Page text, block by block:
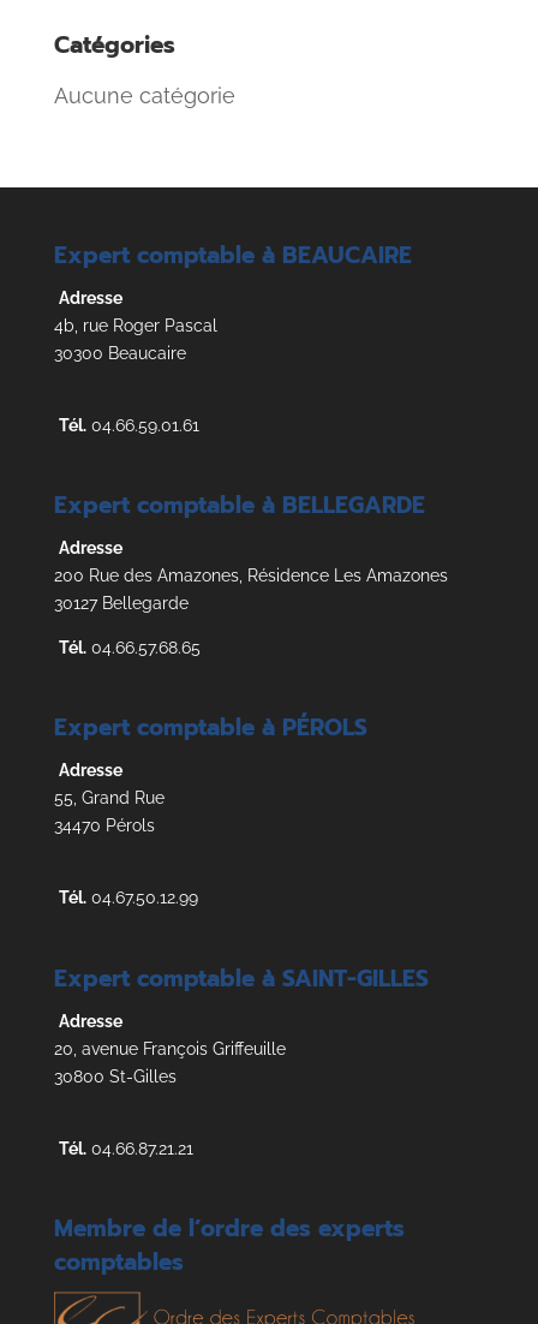
Catégories
Aucune catégorie
Expert comptable à BEAUCAIRE
Adresse
4b, rue Roger Pascal
30300 Beaucaire
Tél.04.66.59.01.61
Expert comptable à BELLEGARDE
Adresse
200 Rue des Amazones, Résidence Les Amazones
30127 Bellegarde
Tél.04.66.57.68.65
Expert comptable à PÉROLS
Adresse
55, Grand Rue
34470 Pérols
Tél.04.67.50.12.99
Expert comptable à SAINT-GILLES
Adresse
20, avenue François Griffeuille
30800 St-Gilles
Tél.04.66.87.21.21
Membre de l’ordre des experts
comptables